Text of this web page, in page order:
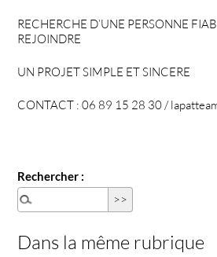
RECHERCHE D’UNE PERSONNE
REJOINDRE
UN PROJET SIMPLE ET SINCERE
CONTACT : 06 89 15 28 30 /
Rechercher :
Dans la même rubrique